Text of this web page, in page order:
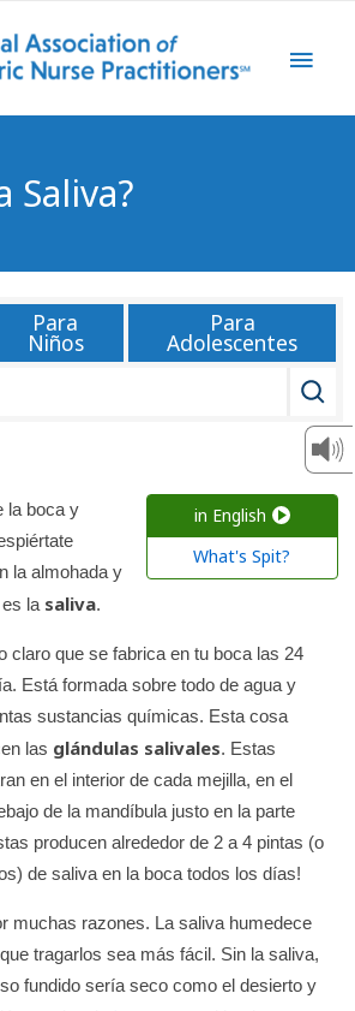
Saliva?
Para
Niños
Para
Adolescentes
in English
What's Spit?
la boca y
la almohada y
la saliva.
claro que se fabrica en tu boca las 24
Está formada sobre todo de agua y
sustancias químicas. Esta cosa
las glándulas salivales. Estas
en el interior de cada mejilla, en el
de la mandíbula justo en la parte
producen alrededor de 2 a 4 pintas (o
de saliva en la boca todos los días!
muchas razones. La saliva humedece
tragarlos sea más fácil. Sin la saliva,
fundido sería seco como el desierto y